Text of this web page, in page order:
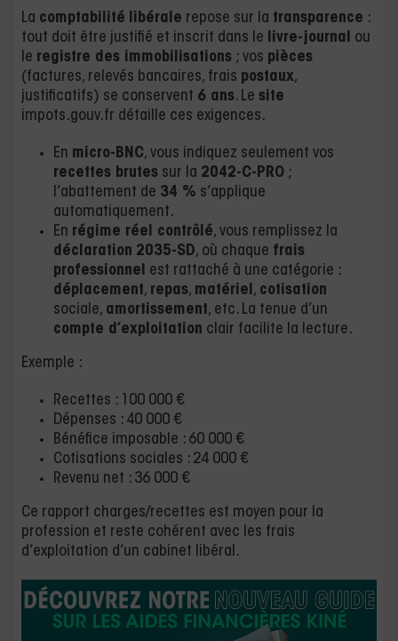
La comptabilité libérale repose sur la transparence :
tout doit être justifié et inscrit dans le livre-journal ou
le registre des immobilisations ; vos pièces
(factures, relevés bancaires, frais postaux,
justificatifs) se conservent 6 ans. Le site
impots.gouv.fr détaille ces exigences.
En micro-BNC, vous indiquez seulement vos
recettes brutes sur la 2042-C-PRO ;
l’abattement de 34 % s’applique
automatiquement.
En régime réel contrôlé, vous remplissez la
déclaration 2035-SD, où chaque frais
professionnel est rattaché à une catégorie :
déplacement, repas, matériel, cotisation
sociale, amortissement, etc. La tenue d’un
compte d’exploitation clair facilite la lecture.
Exemple :
Recettes : 100 000 €
Dépenses : 40 000 €
Bénéfice imposable : 60 000 €
Cotisations sociales : 24 000 €
Revenu net : 36 000 €
Ce rapport charges/recettes est moyen pour la
profession et reste cohérent avec les frais
d’exploitation d’un cabinet libéral.